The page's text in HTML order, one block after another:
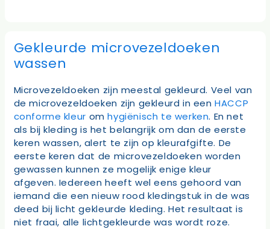
Gekleurde microvezeldoeken
wassen
Microvezeldoeken zijn meestal gekleurd. Veel van
de microvezeldoeken zijn gekleurd in eenHACCP
conforme kleur omhygiënisch te werken. En net
als bij kleding is het belangrijk om dan de eerste
keren wassen, alert te zijn op kleurafgifte. De
eerste keren dat de microvezeldoeken worden
gewassen kunnen ze mogelijk enige kleur
afgeven. Iedereen heeft wel eens gehoord van
iemand die een nieuw rood kledingstuk in de was
deed bij licht gekleurde kleding. Het resultaat is
niet fraai, alle lichtgekleurde was wordt roze.